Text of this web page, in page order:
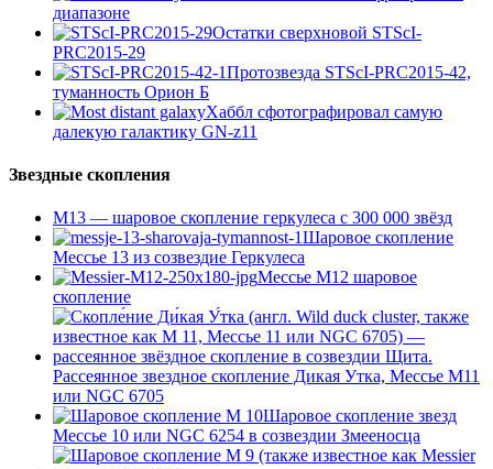
диапазоне
Остатки сверхновой STScI-
PRC2015-29
Протозвезда STScI-PRC2015-42,
туманность Орион Б
Хаббл сфотографировал самую
далекую галактику GN-z11
Звездные скопления
М13 — шаровое скопление геркулеса с 300 000 звёзд
Шаровое скопление
Мессье 13 из созвездие Геркулеса
Мессье М12 шаровое
скопление
Рассеянное звездное скопление Дикая Утка, Мессье М11
или NGC 6705
Шаровое скопление звезд
Мессье 10 или NGC 6254 в созвездии Змееносца